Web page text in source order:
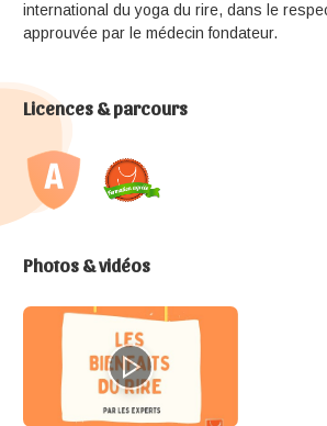
international du yoga du rire, dans le
approuvée par le médecin fondateur.
Licences & parcours
Photos & vidéos